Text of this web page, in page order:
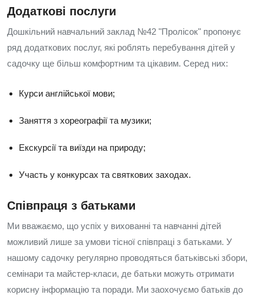
Додаткові послуги
Дошкільний навчальний заклад №42 "Пролісок" пропонує
ряд додаткових послуг, які роблять перебування дітей у
садочку ще більш комфортним та цікавим. Серед них:
Курси англійської мови;
Заняття з хореографії та музики;
Екскурсії та виїзди на природу;
Участь у конкурсах та святкових заходах.
Співпраця з батьками
Ми вважаємо, що успіх у вихованні та навчанні дітей
можливий лише за умови тісної співпраці з батьками. У
нашому садочку регулярно проводяться батьківські збори,
семінари та майстер-класи, де батьки можуть отримати
корисну інформацію та поради. Ми заохочуємо батьків до